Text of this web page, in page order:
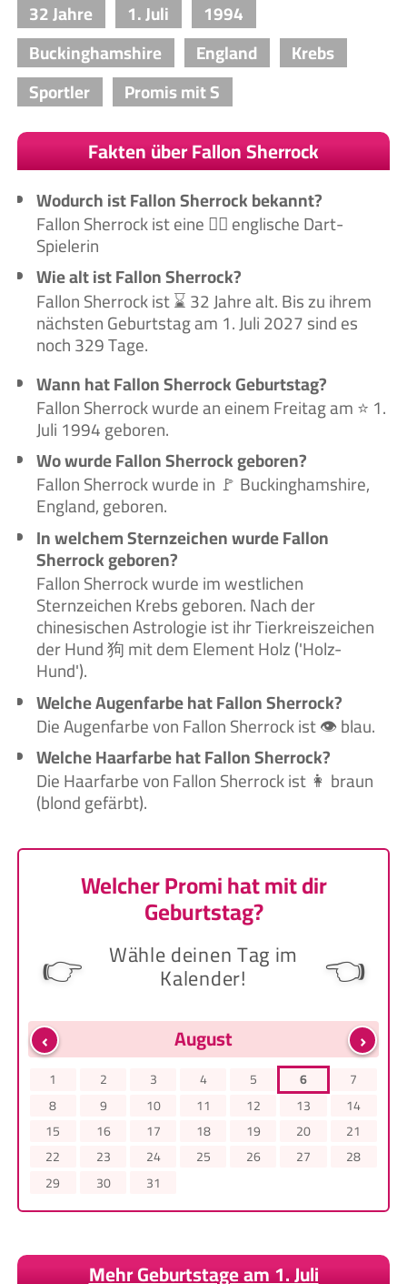
32 Jahre 1. Juli
1994
Buckinghamshire
England
Krebs
Sportler
Promis mit S
Fakten über Fallon Sherrock
Wodurch ist Fallon Sherrock bekannt?
Fallon Sherrock ist eine 🙋‍♀️ englische Dart-
Spielerin
Wie alt ist Fallon Sherrock?
Fallon Sherrock ist ⌛ 32 Jahre alt. Bis zu ihrem
nächsten Geburtstag am 1. Juli 2027 sind es
noch 329 Tage.
Wann hat Fallon Sherrock Geburtstag?
Fallon Sherrock wurde an einem Freitag am ⭐ 1.
Juli 1994 geboren.
Wo wurde Fallon Sherrock geboren?
Fallon Sherrock wurde in 🚩 Buckinghamshire,
England, geboren.
In welchem Sternzeichen wurde Fallon
Sherrock geboren?
Fallon Sherrock wurde im westlichen
Sternzeichen Krebs geboren. Nach der
chinesischen Astrologie ist ihr Tierkreiszeichen
der Hund 狗 mit dem Element Holz ('Holz-
Hund').
Welche Augenfarbe hat Fallon Sherrock?
Die Augenfarbe von Fallon Sherrock ist 👁️ blau.
Welche Haarfarbe hat Fallon Sherrock?
Die Haarfarbe von Fallon Sherrock ist 👩 braun
(blond gefärbt).
Welcher Promi hat mit dir
Geburtstag?
👉 Wähle deinen Tag im
Kalender! 👈
‹ ›
August
1 2 3 4 5 6
7
8
9 10 11 12 13
14
15
16 17 18 19 20
21
22
23 24 25 26 27
28
29
30 31
Mehr Geburtstage am 1. Juli